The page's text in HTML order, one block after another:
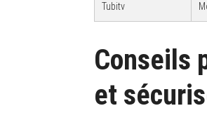
Tubitv
Conseils
et